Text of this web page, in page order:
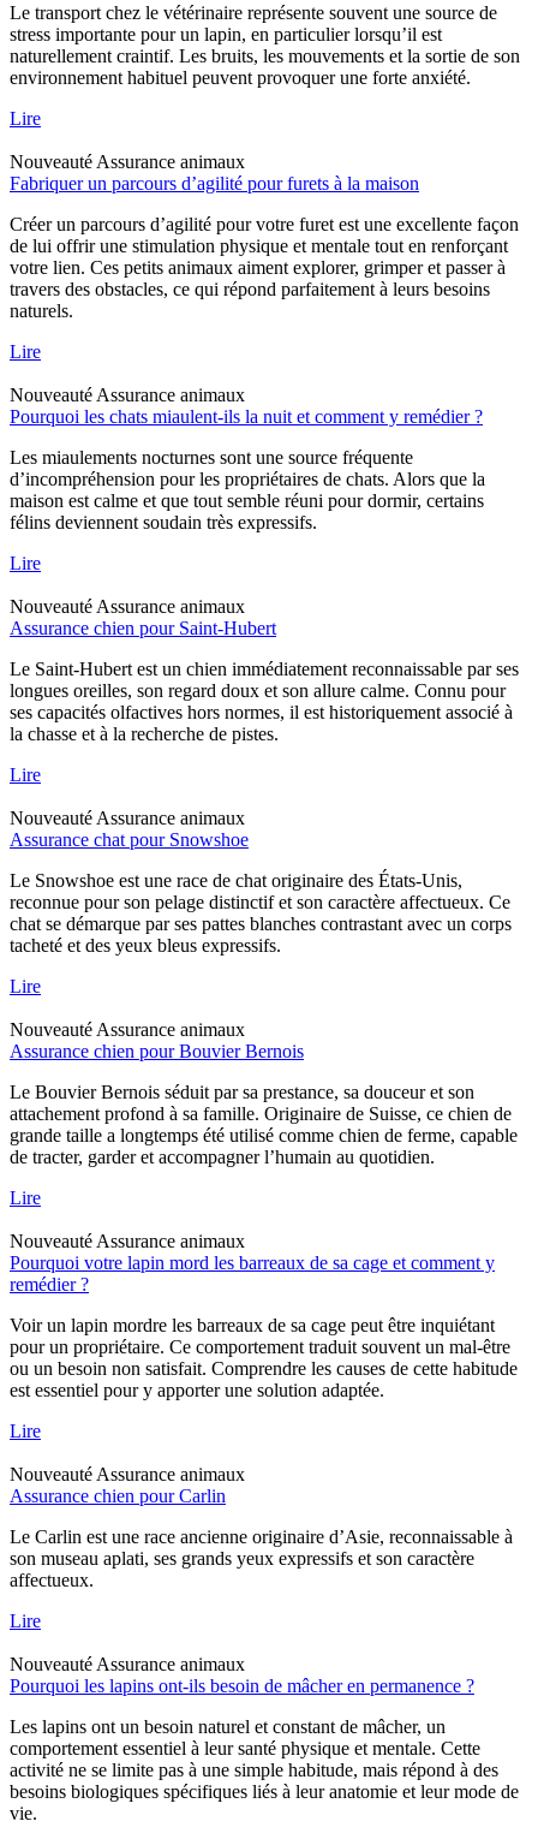
Le transport chez le vétérinaire représente souvent une source de
stress importante pour un lapin, en particulier lorsqu’il est
naturellement craintif. Les bruits, les mouvements et la sortie de son
environnement habituel peuvent provoquer une forte anxiété.
Lire
Nouveauté Assurance animaux
Fabriquer un parcours d’agilité pour furets à la maison
Créer un parcours d’agilité pour votre furet est une excellente façon
de lui offrir une stimulation physique et mentale tout en renforçant
votre lien. Ces petits animaux aiment explorer, grimper et passer à
travers des obstacles, ce qui répond parfaitement à leurs besoins
naturels.
Lire
Nouveauté Assurance animaux
Pourquoi les chats miaulent-ils la nuit et comment y remédier ?
Les miaulements nocturnes sont une source fréquente
d’incompréhension pour les propriétaires de chats. Alors que la
maison est calme et que tout semble réuni pour dormir, certains
félins deviennent soudain très expressifs.
Lire
Nouveauté Assurance animaux
Assurance chien pour Saint-Hubert
Le Saint-Hubert est un chien immédiatement reconnaissable par ses
longues oreilles, son regard doux et son allure calme. Connu pour
ses capacités olfactives hors normes, il est historiquement associé à
la chasse et à la recherche de pistes.
Lire
Nouveauté Assurance animaux
Assurance chat pour Snowshoe
Le Snowshoe est une race de chat originaire des États-Unis,
reconnue pour son pelage distinctif et son caractère affectueux. Ce
chat se démarque par ses pattes blanches contrastant avec un corps
tacheté et des yeux bleus expressifs.
Lire
Nouveauté Assurance animaux
Assurance chien pour Bouvier Bernois
Le Bouvier Bernois séduit par sa prestance, sa douceur et son
attachement profond à sa famille. Originaire de Suisse, ce chien de
grande taille a longtemps été utilisé comme chien de ferme, capable
de tracter, garder et accompagner l’humain au quotidien.
Lire
Nouveauté Assurance animaux
Pourquoi votre lapin mord les barreaux de sa cage et comment y
remédier ?
Voir un lapin mordre les barreaux de sa cage peut être inquiétant
pour un propriétaire. Ce comportement traduit souvent un mal-être
ou un besoin non satisfait. Comprendre les causes de cette habitude
est essentiel pour y apporter une solution adaptée.
Lire
Nouveauté Assurance animaux
Assurance chien pour Carlin
Le Carlin est une race ancienne originaire d’Asie, reconnaissable à
son museau aplati, ses grands yeux expressifs et son caractère
affectueux.
Lire
Nouveauté Assurance animaux
Pourquoi les lapins ont-ils besoin de mâcher en permanence ?
Les lapins ont un besoin naturel et constant de mâcher, un
comportement essentiel à leur santé physique et mentale. Cette
activité ne se limite pas à une simple habitude, mais répond à des
besoins biologiques spécifiques liés à leur anatomie et leur mode de
vie.